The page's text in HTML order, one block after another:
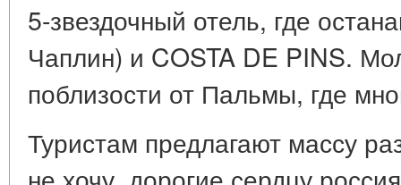
5-звездочный отель, где
Чаплин) и COSTA DE PINS.
поблизости от Пальмы, где
Туристам предлагают массу